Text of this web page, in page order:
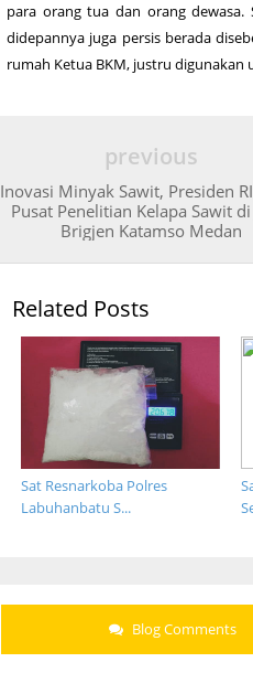
para orang tua dan orang
didepannya juga persis berada
rumah Ketua BKM, justru digunakan
previous
Inovasi Minyak Sawit, Presiden
Pusat Penelitian Kelapa Sawit di
Brigjen Katamso Medan
Related Posts
Sat Resnarkoba Polres
Labuhanbatu S...
Blog Comments